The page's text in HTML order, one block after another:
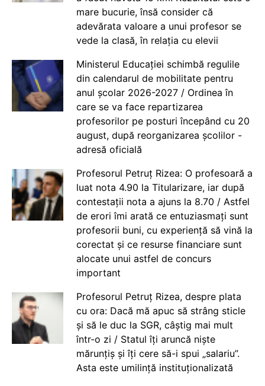
mare bucurie, însă consider că
adevărata valoare a unui profesor se
vede la clasă, în relația cu elevii
Ministerul Educației schimbă regulile
din calendarul de mobilitate pentru
anul școlar 2026-2027 / Ordinea în
care se va face repartizarea
profesorilor pe posturi începând cu 20
august, după reorganizarea școlilor -
adresă oficială
Profesorul Petruț Rizea: O profesoară a
luat nota 4.90 la Titularizare, iar după
contestații nota a ajuns la 8.70 / Astfel
de erori îmi arată ce entuziasmați sunt
profesorii buni, cu experiență să vină la
corectat și ce resurse financiare sunt
alocate unui astfel de concurs
important
Profesorul Petruț Rizea, despre plata
cu ora: Dacă mă apuc să strâng sticle
și să le duc la SGR, câștig mai mult
într-o zi / Statul îți aruncă niște
mărunțiș și îți cere să-i spui „salariu”.
Asta este umilință instituționalizată